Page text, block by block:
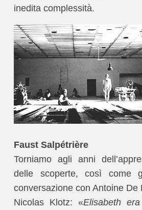
inedita complessità.
Faust Salpétrière
Torniamo agli anni
delle scoperte, così come
conversazione con Antoine De
Nicolas Klotz: «Elisabeth